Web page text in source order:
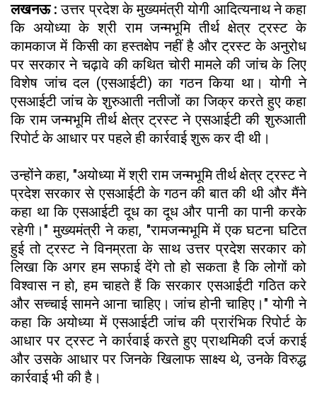
लखनऊ :उत्तर प्रदेश के मुख्यमंत्री योगी आदित्यनाथ ने कहा
कि अयोध्या के श्री राम जन्मभूमि तीर्थ क्षेत्र ट्रस्ट के
कामकाज में किसी का हस्तक्षेप नहीं है और ट्रस्ट के अनुरोध
पर सरकार ने चढ़ावे की कथित चोरी मामले की जांच के लिए
विशेष जांच दल (एसआईटी) का गठन किया था। योगी ने
एसआईटी जांच के शुरुआती नतीजों का जिक्र करते हुए कहा
कि राम जन्मभूमि तीर्थ क्षेत्र ट्रस्ट ने एसआईटी की शुरुआती
रिपोर्ट के आधार पर पहले ही कार्रवाई शुरू कर दी थी।
उन्होंने कहा, "अयोध्या में श्री राम जन्मभूमि तीर्थ क्षेत्र ट्रस्ट ने
प्रदेश सरकार से एसआईटी के गठन की बात की थी और मैंने
कहा था कि एसआईटी दूध का दूध और पानी का पानी करके
रहेगी।" मुख्यमंत्री ने कहा, "रामजन्मभूमि में एक घटना घटित
हुई तो ट्रस्ट ने विनम्रता के साथ उत्तर प्रदेश सरकार को
लिखा कि अगर हम सफाई देंगे तो हो सकता है कि लोगों को
विश्वास न हो, हम चाहते हैं कि सरकार एसआईटी गठित करे
और सच्चाई सामने आना चाहिए। जांच होनी चाहिए।" योगी ने
कहा कि अयोध्या में एसआईटी जांच की प्रारंभिक रिपोर्ट के
आधार पर ट्रस्ट ने कार्रवाई करते हुए प्राथमिकी दर्ज कराई
और उसके आधार पर जिनके खिलाफ साक्ष्य थे, उनके विरुद्ध
कार्रवाई भी की है।